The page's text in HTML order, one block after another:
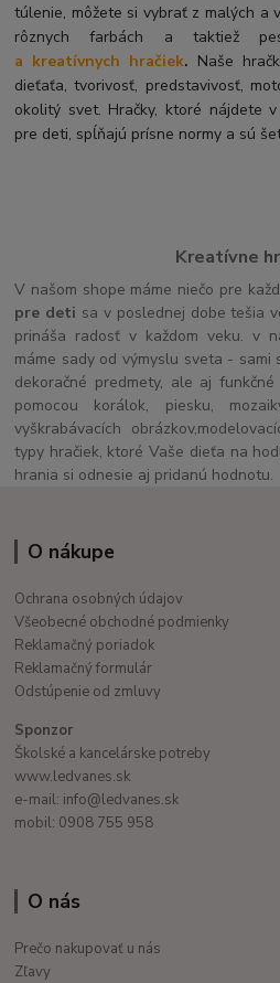
túlenie, môžete si vybrať z malých a
rôznych farbách a taktiež
a kreatívnych hračiek. Naše
dieťaťa, tvorivosť, predstavivosť,
okolitý svet. Hračky, ktoré nájdete
pre deti, spĺňajú prísne normy a sú
Kreatívne
V našom shope máme niečo pre
pre deti sa v poslednej dobe tešia
prináša radosť v každom veku. v
máme sady od výmyslu sveta -
dekoračné predmety, ale aj
pomocou korálok, piesku,
vyškrabávacích
typy hračiek, ktoré Vaše dieťa na
hrania si odnesie aj pridanú hodnotu.
O nákupe
Ochrana osobných údajov
Všeobecné obchodné podmienky
Reklamačný poriadok
Reklamačný formulár
Odstúpenie od zmluvy
Sponzor
Školské a kancelárske potreby
www.ledvanes.sk
e-mail: info@ledvanes.sk
mobil: 0908 755 958
O nás
Prečo nakupovať u nás
Zľavy